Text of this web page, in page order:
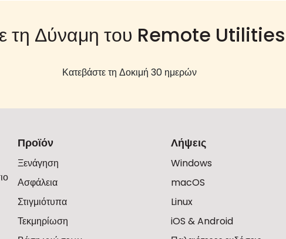
τη Δύναμη του Remote
Κατεβάστε τη Δοκιμή 30 ημερών
Προϊόν
Ξενάγηση
Ασφάλεια
Στιγμιότυπα
Τεκμηρίωση
Λήψεις
Windows
macOS
Linux
iOS & Android